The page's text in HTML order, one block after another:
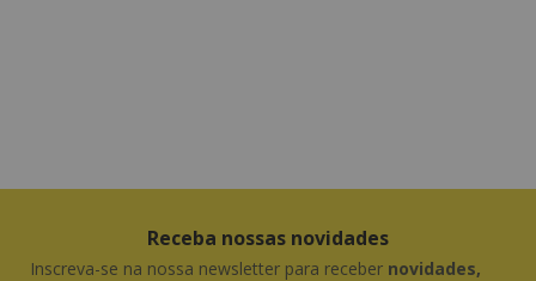
Receba nossas novidades
Inscreva-se na nossa newsletter para receber novidades,